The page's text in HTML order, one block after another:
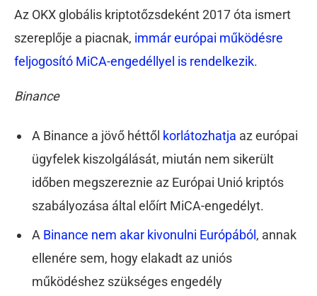
Az OKX globális kriptotőzsdeként 2017 óta ismert
szereplője a piacnak, immár európai működésre
feljogosító MiCA-engedéllyel is rendelkezik.
Binance
A Binance a jövő héttől korlátozhatja az európai
ügyfelek kiszolgálását, miután nem sikerült
időben megszereznie az Európai Unió kriptós
szabályozása által előírt MiCA-engedélyt.
A Binance nem akar kivonulni Európából , annak
ellenére sem, hogy elakadt az uniós
működéshez szükséges engedély